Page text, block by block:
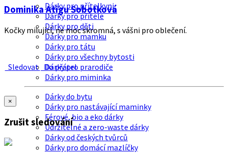
Dárky pro přítelkyni
Dárky pro přítele
Dárky pro děti
Dárky pro mamku
Dárky pro tátu
Dárky pro všechny bytosti
Dárky pro prarodiče
Dárky pro miminka
Dárky do bytu
Dárky pro nastávající maminky
Férové, bio a eko dárky
Udržitelné a zero-waste dárky
Dárky od českých tvůrců
Dárky pro domácí mazlíčky
Dominika Atigu Sobotková
Kočky milující, ne moc skromná, s vášni pro oblečení.
Sledovat Do přátel
×
Zrušit sledování